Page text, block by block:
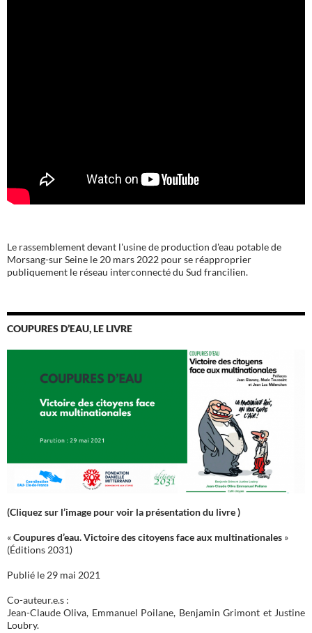
Le rassemblement devant l'usine de production d'eau potable de
Morsang-sur Seine le 20 mars 2022 pour se réapproprier
publiquement le réseau interconnecté du Sud francilien.
COUPURES D’EAU, LE LIVRE
(Cliquez sur l’image pour voir la présentation du livre )
«Coupures d’eau. Victoire des citoyens face aux multinationales »
(Éditions 2031)
Publié le 29 mai 2021
Co-auteur.e.s :
Jean-Claude Oliva, Emmanuel Poilane, Benjamin Grimont et Justine
Loubry.